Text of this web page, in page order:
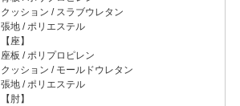
クッション / スラブウレタン
張地 / ポリエステル
【座】
座板 / ポリプロピレン
クッション / モールドウレタン
張地 / ポリエステル
【肘】